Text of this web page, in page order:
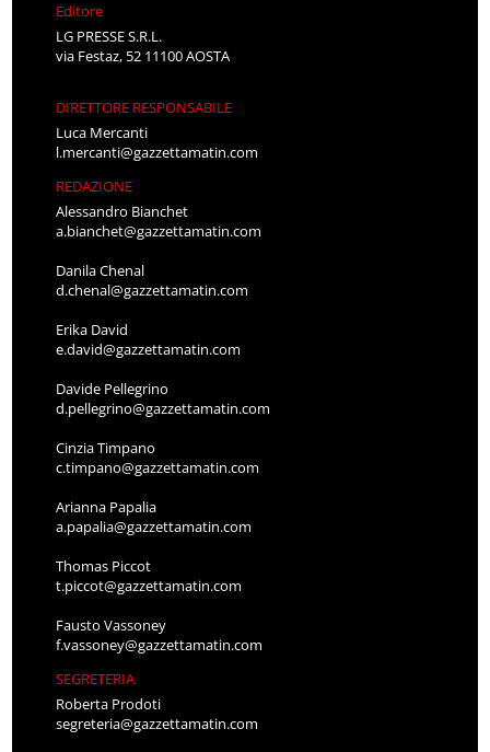
Editore
LG PRESSE S.R.L.
via Festaz, 52 11100 AOSTA
DIRETTORE RESPONSABILE
Luca Mercanti
l.mercanti@gazzettamatin.com
REDAZIONE
Alessandro Bianchet
a.bianchet@gazzettamatin.com
Danila Chenal
d.chenal@gazzettamatin.com
Erika David
e.david@gazzettamatin.com
Davide Pellegrino
d.pellegrino@gazzettamatin.com
Cinzia Timpano
c.timpano@gazzettamatin.com
Arianna Papalia
a.papalia@gazzettamatin.com
Thomas Piccot
t.piccot@gazzettamatin.com
Fausto Vassoney
f.vassoney@gazzettamatin.com
SEGRETERIA
Roberta Prodoti
segreteria@gazzettamatin.com